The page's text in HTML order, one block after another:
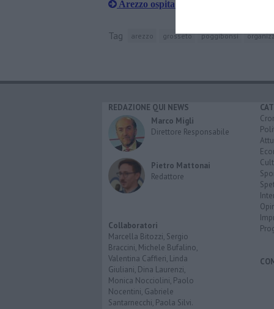
​Arezzo ospita il meeting europeo
Tag arezzo grosseto poggibonsi
REDAZIONE QUI NEWS
Marco Migli
Direttore Responsabile
Pietro Mattonai
Redattore
Collaboratori
Marcella Bitozzi, Sergio
Braccini, Michele Bufalino,
Valentina Caffieri, Linda
Giuliani, Dina Laurenzi,
Monica Nocciolini, Paolo
Nocentini, Gabriele
Santarnecchi, Paola Silvi.